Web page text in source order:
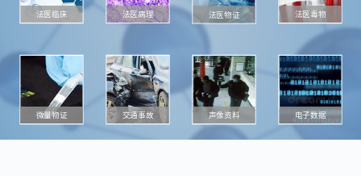
法医临床 法医病理 法医物证 法医毒物
微量物证 交通事故 声像资料 电子数据